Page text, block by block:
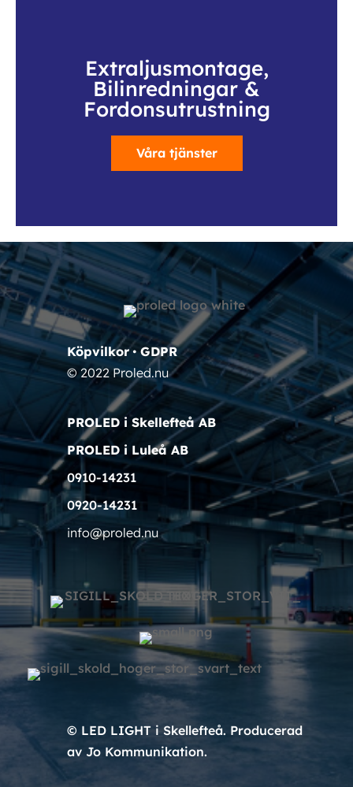
Extraljusmontage,
Bilinredningar &
Fordonsutrustning
Våra tjänster
Köpvilkor•GDPR
© 2022 Proled.nu
PROLED i Skellefteå AB
PROLED i Luleå AB
0910-14231
0920-14231
info@proled.nu
© LED LIGHT i Skellefteå. Producerad
av Jo Kommunikation.